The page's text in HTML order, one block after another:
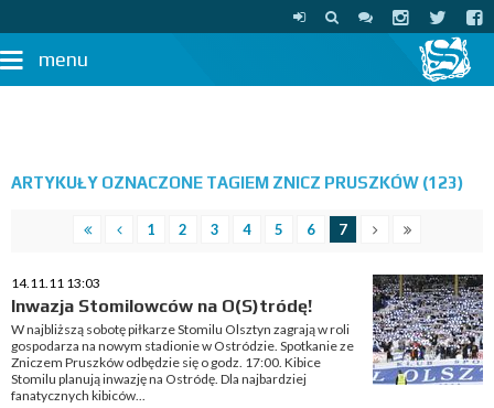
menu
ARTYKUŁY OZNACZONE TAGIEM ZNICZ PRUSZKÓW (123)
1 2 3 4 5 6 7
14.11.11 13:03
Inwazja Stomilowców na O(S)tródę!
W najbliższą sobotę piłkarze Stomilu Olsztyn zagrają w roli
gospodarza na nowym stadionie w Ostródzie. Spotkanie ze
Zniczem Pruszków odbędzie się o godz. 17:00. Kibice
Stomilu planują inwazję na Ostródę. Dla najbardziej
fanatycznych kibiców...